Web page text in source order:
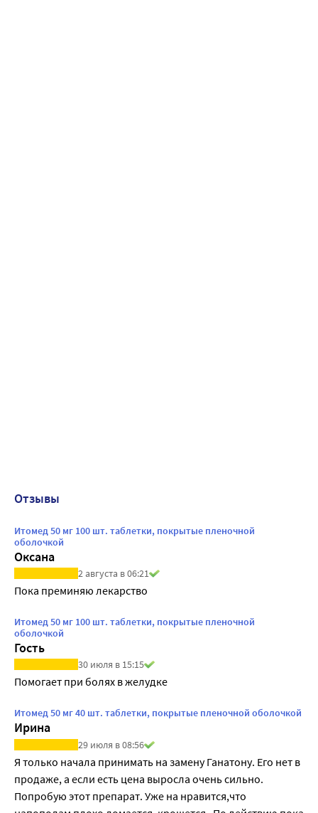
Отзывы
Итомед 50 мг 100 шт. таблетки, покрытые пленочной
оболочкой
Оксана
2 августа в 06:21
Пока преминяю лекарство
Итомед 50 мг 100 шт. таблетки, покрытые пленочной
оболочкой
Гость
30 июля в 15:15
Помогает при болях в желудке
Итомед 50 мг 40 шт. таблетки, покрытые пленочной оболочкой
Ирина
29 июля в 08:56
Я только начала принимать на замену Ганатону. Его нет в
продаже, а если есть цена выросла очень сильно.
Попробую этот препарат. Уже на нравится,что